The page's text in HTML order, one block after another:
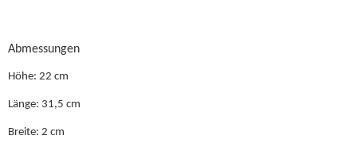
Abmessungen
Höhe: 22 cm
Länge: 31,5 cm
Breite: 2 cm